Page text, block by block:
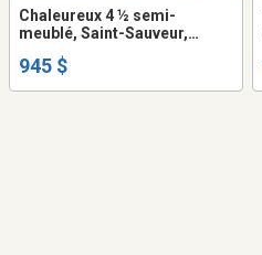
Chaleureux 4 ½ semi-
meublé, Saint-Sauveur,
né
945 $